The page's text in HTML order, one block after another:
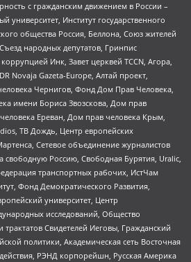
с гражданским движением в России –
университет, Институт государственного
общества Россия, Беллона, Союз жителей
народных депутатов, Гринпис
Инк, Завет церквей TCCN, Агора,
Novaja Gazeta-Europe, Алтай проект,
Чернигов, Фонд Дом Прав Человека,
имени Бориса Звозскова, Дом прав
Ереван, Дом прав человека Крым,
ТВ Дождь, Центр европейских
Сетевое объединение журналистов
свободную Россию, Свободная Бурятия, Uralic,
транспортных рабочих, ИстЧам
Фонд Демократического Развития,
университет, Центр
исследований, Общество
Свидетелей Иеговы, Гражданский
политики, Академическая сеть Восточная
РЭНД корпорейшн, Русская Америка